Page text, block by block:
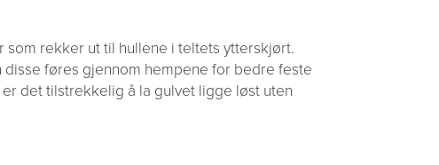
som rekker ut til hullene i teltets ytterskjørt.
føres gjennom hempene for bedre feste
det tilstrekkelig å la gulvet ligge løst uten